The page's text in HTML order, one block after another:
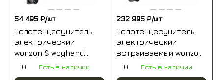
54 495 ₽/шт
Полотенцесушитель
электрический
wonzon & woghand
nürnberg, темный
0 Есть в наличии
232 995 ₽/шт
Полотенцесушитель
электрический
встраиваемый wonzon
& woghand dortmund,
0 Есть в наличии